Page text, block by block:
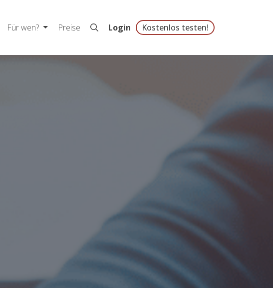
Für wen? Preise Login Kostenlos testen!